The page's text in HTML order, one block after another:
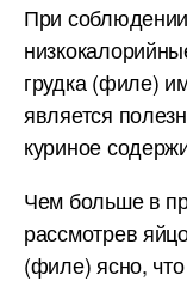
При
грудка (филе)
является
куриное
Чем больше в
рассмотрев
(филе) ясно,